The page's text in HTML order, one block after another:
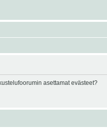
asettamat evästeet?